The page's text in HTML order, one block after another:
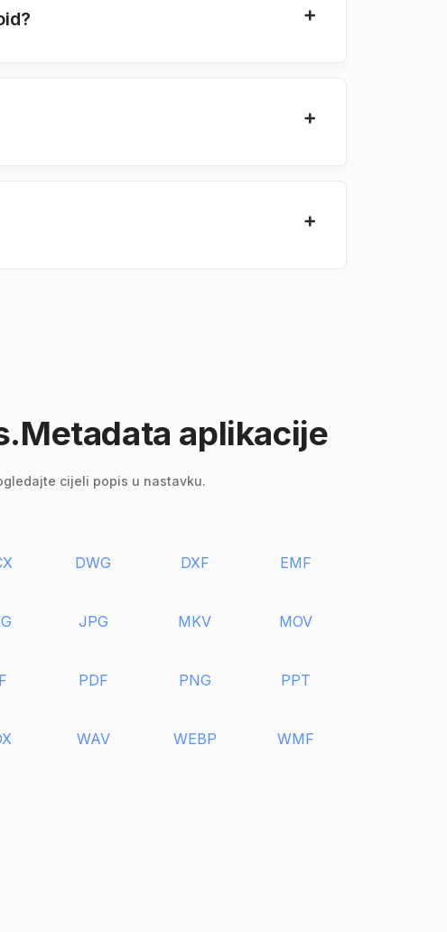
aplikacije
cijeli popis u nastavku.
DWG DXF EMF
JPG MKV MOV
PDF PNG PPT
WAV WEBP WMF